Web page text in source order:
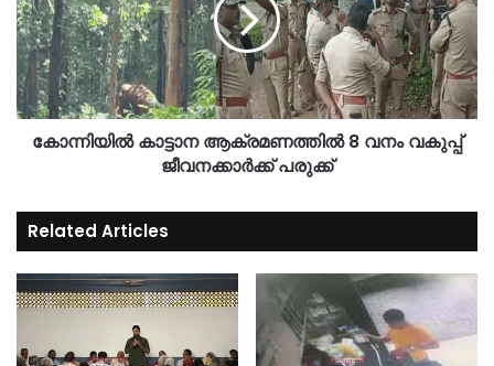
കോന്നിയിൽ കാട്ടാന ആക്രമണത്തിൽ 8 വനം വകുപ്പ്
ജീവനക്കാർക്ക് പരുക്ക്
Related Articles